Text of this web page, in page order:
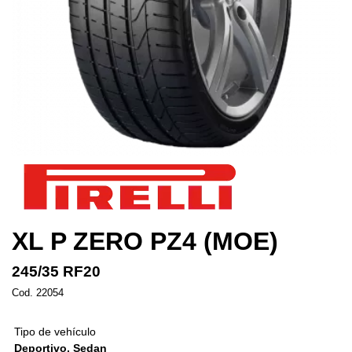
XL P ZERO PZ4 (MOE)
245/35 RF20
Cod. 22054
Tipo de vehículo
Deportivo, Sedan